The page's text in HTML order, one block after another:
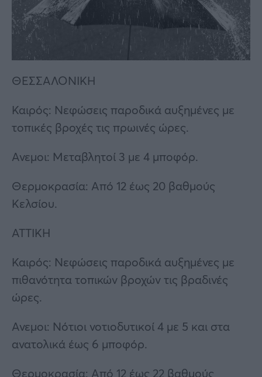
ΘΕΣΣΑΛΟΝΙΚΗ
Καιρός: Νεφώσεις παροδικά αυξημένες με
τοπικές βροχές τις πρωινές ώρες.
Ανεμοι: Μεταβλητοί 3 με 4 μποφόρ.
Θερμοκρασία: Από 12 έως 20 βαθμούς
Κελσίου.
ΑΤΤΙΚΗ
Καιρός: Νεφώσεις παροδικά αυξημένες με
πιθανότητα τοπικών βροχών τις βραδινές
ώρες.
Ανεμοι: Νότιοι νοτιοδυτικοί 4 με 5 και στα
ανατολικά έως 6 μποφόρ.
Θερμοκρασία: Από 12 έως 22 βαθμούς